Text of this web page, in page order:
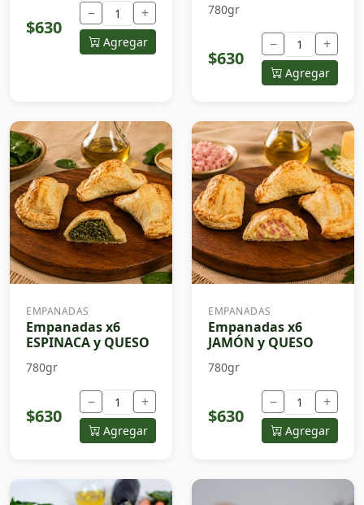
$630
− +
Agregar
780gr
$630
− +
Agregar
EMPANADAS
Empanadas x6
ESPINACA y QUESO
780gr
$630
− +
Agregar
EMPANADAS
Empanadas x6
JAMÓN y QUESO
780gr
$630
− +
Agregar